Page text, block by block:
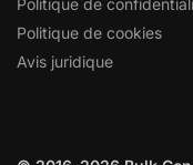
Politique de cookies
Avis juridique